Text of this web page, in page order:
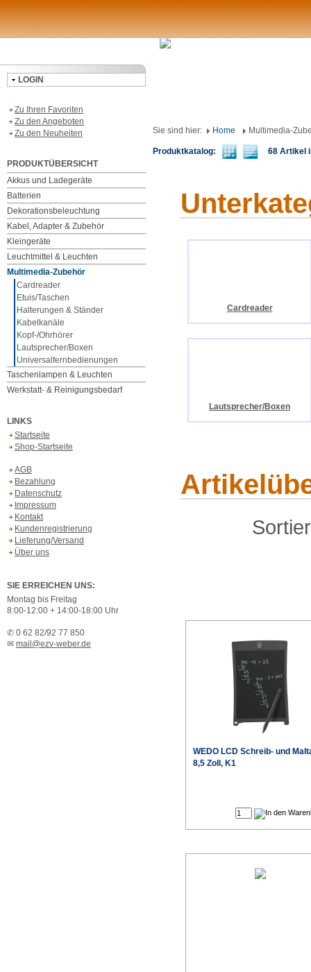
LOGIN
Zu Ihren Favoriten
Zu den Angeboten
Zu den Neuheiten
PRODUKTÜBERSICHT
Akkus und Ladegeräte
Batterien
Dekorationsbeleuchtung
Kabel, Adapter & Zubehör
Kleingeräte
Leuchtmittel & Leuchten
Multimedia-Zubehör
Cardreader
Etuis/Taschen
Halterungen & Ständer
Kabelkanäle
Kopf-/Ohrhörer
Lautsprecher/Boxen
Universalfernbedienungen
Taschenlampen & Leuchten
Werkstatt- & Reinigungsbedarf
LINKS
Startseite
Shop-Startseite
AGB
Bezahlung
Datenschutz
Impressum
Kontakt
Kundenregistrierung
Lieferung/Versand
Über uns
SIE ERREICHEN UNS:
Montag bis Freitag
8:00-12:00 + 14:00-18:00 Uhr
✆ 0 62 82/92 77 850
✉ mail@ezv-weber.de
Sie sind hier: Home Multimedia-
Produktkatalog: 68 Artikel
Cardreader
Lautsprecher/Boxen
WEDO LCD Schreib- und
8,5 Zoll, K1